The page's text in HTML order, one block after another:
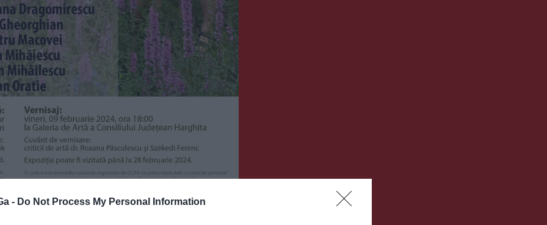
- Do Not Process My Personal Information